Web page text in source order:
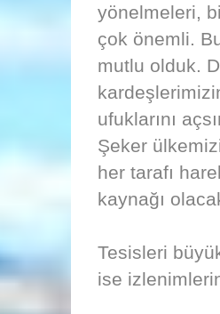
yönelmeleri,
çok önemli.
mutlu olduk.
ufuklarını
Şeker
her tarafı
kaynağı
Tesisleri
ise